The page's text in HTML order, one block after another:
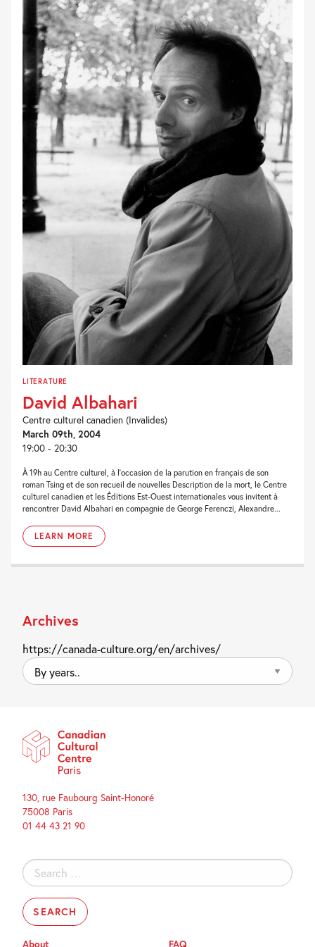
LITERATURE
David Albahari
Centre culturel canadien (Invalides)
March 09th, 2004
19:00 - 20:30
À 19h au Centre culturel, à l’occasion de la parution en français de son
roman Tsing et de son recueil de nouvelles Description de la mort, le Centre
culturel canadien et les Éditions Est-Ouest internationales vous invitent à
rencontrer David Albahari en compagnie de George Ferenczi, Alexandre...
LEARN MORE
Archives
https://canada-culture.org/en/archives/
By
years..
130, rue Faubourg Saint-Honoré
75008 Paris
01 44 43 21 90
Search
for:
About FAQ